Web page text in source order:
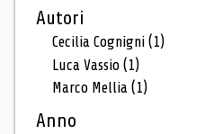
Autori
Cecilia Cognigni(1)
Luca Vassio(1)
Marco Mellia(1)
Anno